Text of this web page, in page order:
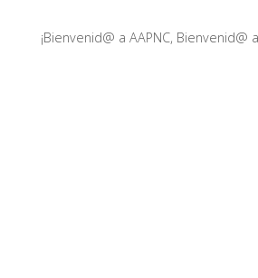
¡Bienvenid@ a AAPNC, Bienvenid@